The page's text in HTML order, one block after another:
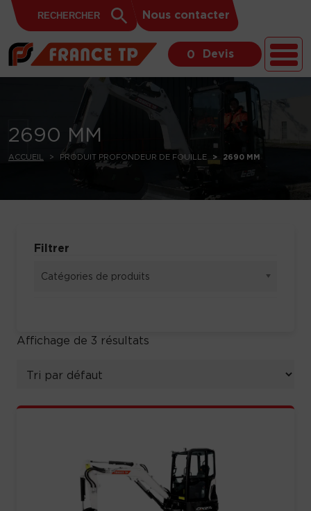
Skip to content
for:
Search
Button
Nous contacter
0 Devis
2690 MM
ACCUEIL PRODUIT PROFONDEUR DE FOUILLE 2690 MM
Filtrer
Catégories de produits
Affichage de 3 résultats